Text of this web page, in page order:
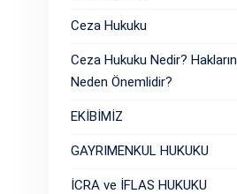
Ceza Hukuku
Ceza Hukuku Nedir?
Neden Önemlidir?
EKİBİMİZ
GAYRIMENKUL HUKUKU
İCRA ve İFLAS HUKUKU